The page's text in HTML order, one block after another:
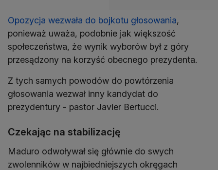
Opozycja wezwała do bojkotu głosowania,
ponieważ uważa, podobnie jak większość
społeczeństwa, że wynik wyborów był z góry
przesądzony na korzyść obecnego prezydenta.
Z tych samych powodów do powtórzenia
głosowania wezwał inny kandydat do
prezydentury - pastor Javier Bertucci.
Czekając na stabilizację
Maduro odwoływał się głównie do swych
zwolenników w najbiedniejszych okręgach